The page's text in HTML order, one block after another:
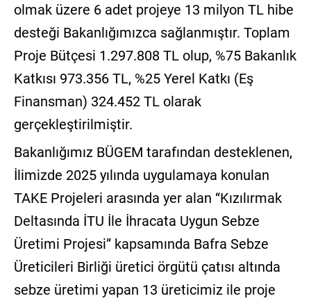
olmak üzere 6 adet projeye 13 milyon TL hibe
desteği Bakanlığımızca sağlanmıştır. Toplam
Proje Bütçesi 1.297.808 TL olup, %75 Bakanlık
Katkısı 973.356 TL, %25 Yerel Katkı (Eş
Finansman) 324.452 TL olarak
gerçekleştirilmiştir.
Bakanlığımız BÜGEM tarafından desteklenen,
İlimizde 2025 yılında uygulamaya konulan
TAKE Projeleri arasında yer alan “Kızılırmak
Deltasında İTU İle İhracata Uygun Sebze
Üretimi Projesi” kapsamında Bafra Sebze
Üreticileri Birliği üretici örgütü çatısı altında
sebze üretimi yapan 13 üreticimiz ile proje